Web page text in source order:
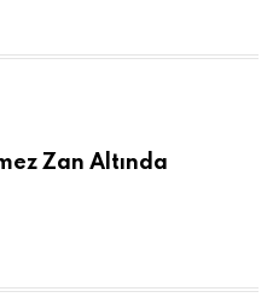
Zan Altında